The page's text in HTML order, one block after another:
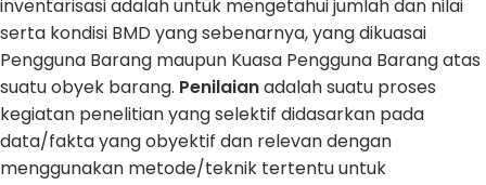
inventarisasi adalah untuk mengetahui jumlah dan nilai
serta kondisi BMD yang sebenarnya, yang dikuasai
Pengguna Barang maupun Kuasa Pengguna Barang atas
suatu obyek barang. Penilaianadalah suatu proses
kegiatan penelitian yang selektif didasarkan pada
data/fakta yang obyektif dan relevan dengan
menggunakan metode/teknik tertentu untuk